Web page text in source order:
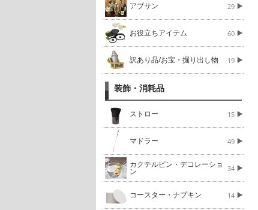
アブサン 29
お役立ちアイテム 60
訳あり品/お宝・掘り出し物 19
装飾・消耗品
ストロー 15
マドラー 49
カクテルピン・デコレーショ
ン 34
コースター・ナプキン 14